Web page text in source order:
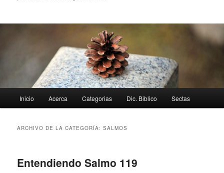
principal
Inicio Acerca Categorias Dic. Biblico Sectas
ARCHIVO DE LA CATEGORÍA:SALMOS
Entendiendo Salmo 119